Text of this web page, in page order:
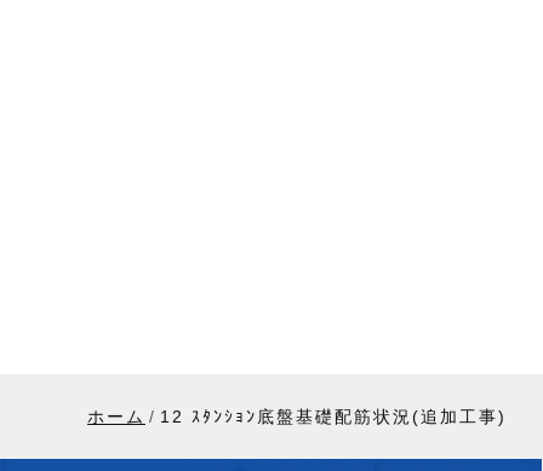
ホーム 12 ｽﾀﾝｼｮﾝ底盤基礎配筋状況(追加工事)